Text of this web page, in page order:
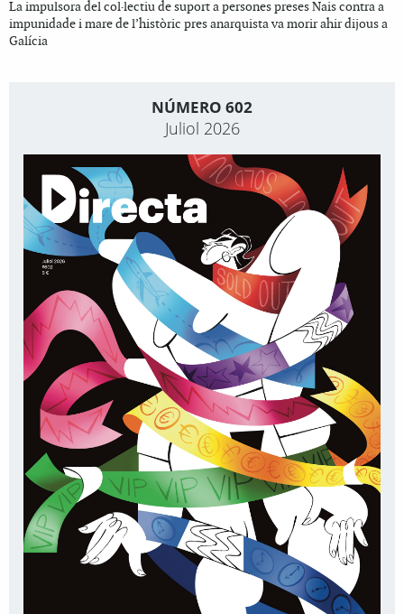
La impulsora del col·lectiu de suport a persones preses Nais contra a
impunidade i mare de l’històric pres anarquista va morir ahir dijous a
Galícia
NÚMERO 602
Juliol 2026